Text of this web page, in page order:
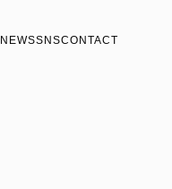
NEWSSNSCONTACT